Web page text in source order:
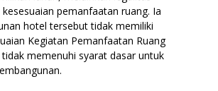
pemanfaatan ruang. Ia
hotel tersebut tidak memiliki
Kegiatan Pemanfaatan Ruang
tidak memenuhi syarat dasar untuk